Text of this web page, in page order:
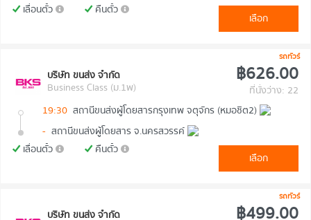
เลื่อนตั๋ว
คืนตั๋ว
เลือก
รถทัวร์
บริษัท ขนส่ง จำกัด
Business Class (ม.1พ)
฿626.00
ที่นั่งว่าง: 22
19:30 สถานีขนส่งผู้โดยสารกรุงเทพ จตุจักร (หมอชิต2)
- สถานีขนส่งผู้โดยสาร จ.นครสวรรค์
เลื่อนตั๋ว
คืนตั๋ว
เลือก
รถทัวร์
บริษัท ขนส่ง จำกัด
฿499.00